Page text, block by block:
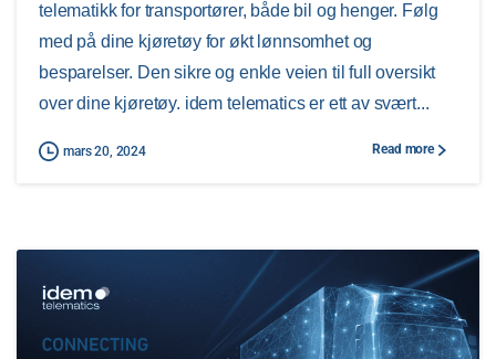
telematikk for transportører, både bil og henger. Følg
med på dine kjøretøy for økt lønnsomhet og
besparelser. Den sikre og enkle veien til full oversikt
over dine kjøretøy. idem telematics er ett av svært...
mars 20, 2024 Read more